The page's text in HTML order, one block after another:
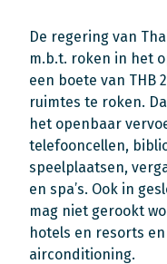
De regering van
m.b.t. roken in het
een boete van THB
ruimtes te roken.
het openbaar
telefooncellen,
speelplaatsen,
en spa’s. Ook in
mag niet gerookt
hotels en resorts
airconditioning.